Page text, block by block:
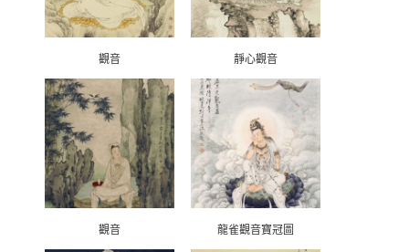
觀音 靜心觀音
觀音 龍雀觀音寶冠圖